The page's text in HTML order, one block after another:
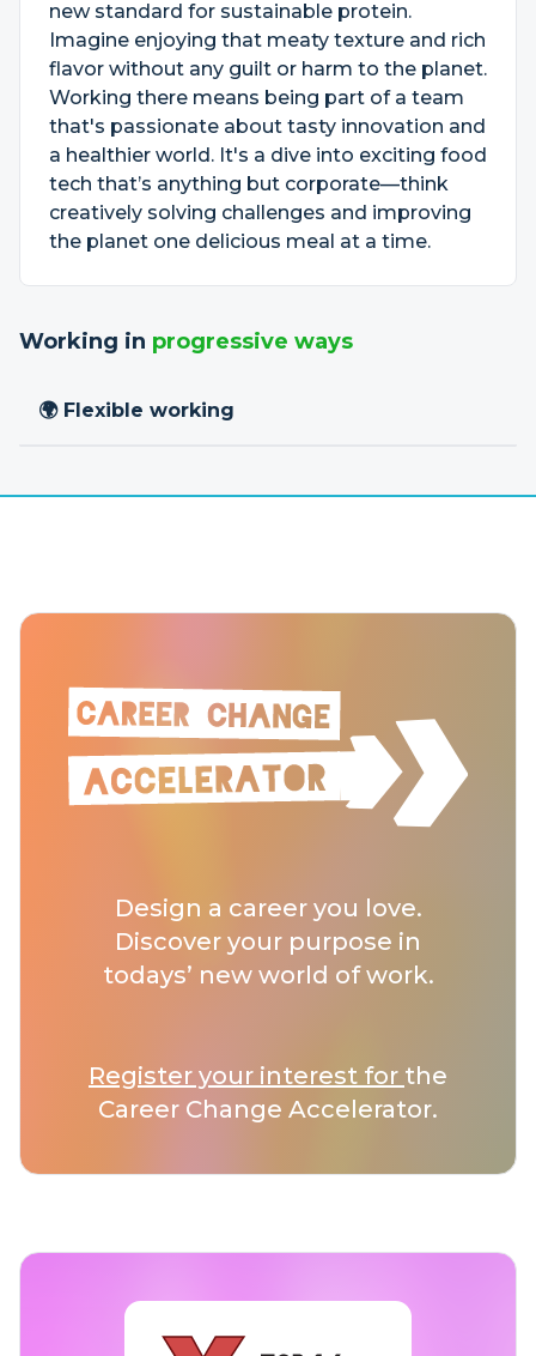
new standard for sustainable protein.
Imagine enjoying that meaty texture and rich
flavor without any guilt or harm to the planet.
Working there means being part of a team
that's passionate about tasty innovation and
a healthier world. It's a dive into exciting food
tech that’s anything but corporate—think
creatively solving challenges and improving
the planet one delicious meal at a time.
Working in progressive ways
🌍 Flexible working
Design a career you love.
Discover your purpose in
todays’ new world of work.
Register your interest for the
Career Change Accelerator.